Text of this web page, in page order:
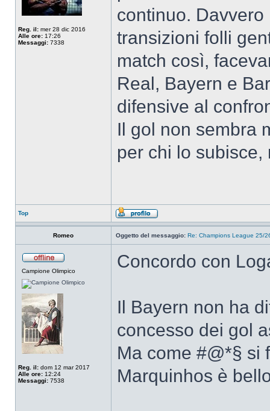
Reg. il: mer 28 dic 2016
Alle ore: 17:26
Messaggi: 7338
continuo.
transizioni folli
match così,
Real, Bayern e
difensive al
Il gol non sembra
per chi lo
Top
Romeo Oggetto del messaggio: Re: Champions League 25/
Campione Olimpico
Reg. il: dom 12 mar 2017
Alle ore: 12:24
Messaggi: 7538
Concordo con
Il Bayern non ha
concesso dei gol
Ma come #@*§ si
Marquinhos è